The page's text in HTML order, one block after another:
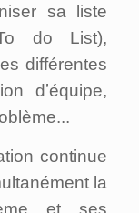
sa liste
do List),
différentes
dʼéquipe,
continue
la
et ses